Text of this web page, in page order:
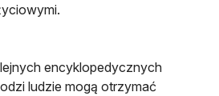
encyklopedycznych
ludzie mogą otrzymać